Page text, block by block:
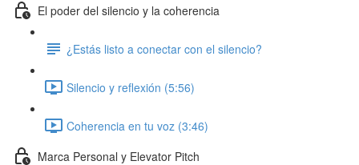
El poder del silencio y la coherencia
¿Estás listo a conectar con el silencio?
Silencio y reflexión (5:56)
Coherencia en tu voz (3:46)
Marca Personal y Elevator Pitch